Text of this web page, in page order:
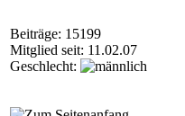
Beiträge: 15199
Mitglied seit: 11.02.07
Geschlecht: